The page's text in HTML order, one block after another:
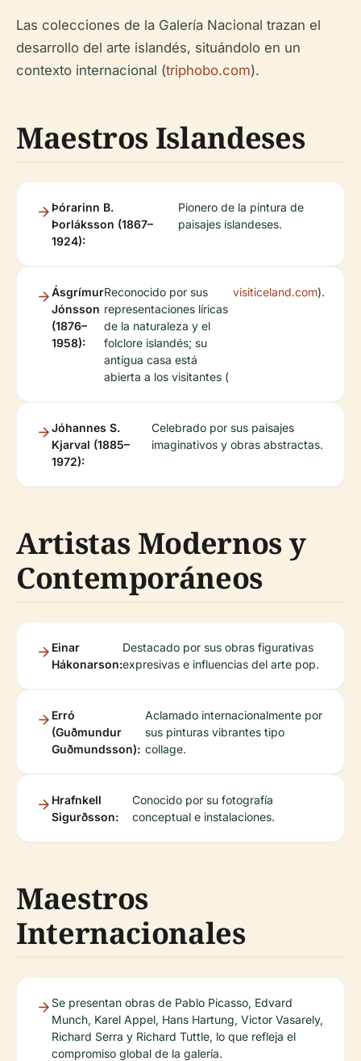
Las colecciones de la Galería Nacional trazan el
desarrollo del arte islandés, situándolo en un
contexto internacional (triphobo.com).
Maestros Islandeses
Þórarinn B.
Þorláksson (1867–
1924):
Pionero de la pintura de
paisajes islandeses.
Ásgrímur
Jónsson
(1876–
1958):
Reconocido por sus
representaciones líricas
de la naturaleza y el
folclore islandés; su
antigua casa está
abierta a los visitantes (
visiticeland.com).
Jóhannes S.
Kjarval (1885–
1972):
Celebrado por sus paisajes
imaginativos y obras abstractas.
Artistas Modernos y
Contemporáneos
Einar
Hákonarson:
Destacado por sus obras figurativas
expresivas e influencias del arte pop.
Erró
(Guðmundur
Guðmundsson):
Aclamado internacionalmente por
sus pinturas vibrantes tipo
collage.
Hrafnkell
Sigurðsson:
Conocido por su fotografía
conceptual e instalaciones.
Maestros
Internacionales
Se presentan obras de Pablo Picasso, Edvard
Munch, Karel Appel, Hans Hartung, Victor Vasarely,
Richard Serra y Richard Tuttle, lo que refleja el
compromiso global de la galería.